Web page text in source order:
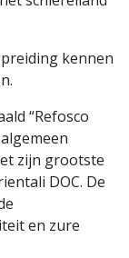
kennen
“Refosco
zijn grootste
DOC. De
en zure